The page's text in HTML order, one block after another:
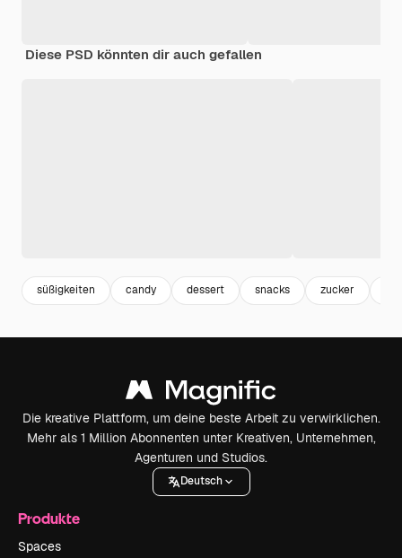
Diese PSD könnten dir auch gefallen
süßigkeiten candy dessert snacks zucker
Die kreative Plattform, um deine beste Arbeit zu verwirklichen.
Mehr als 1 Million Abonnenten unter Kreativen, Unternehmen,
Agenturen und Studios.
Deutsch
Produkte
Spaces